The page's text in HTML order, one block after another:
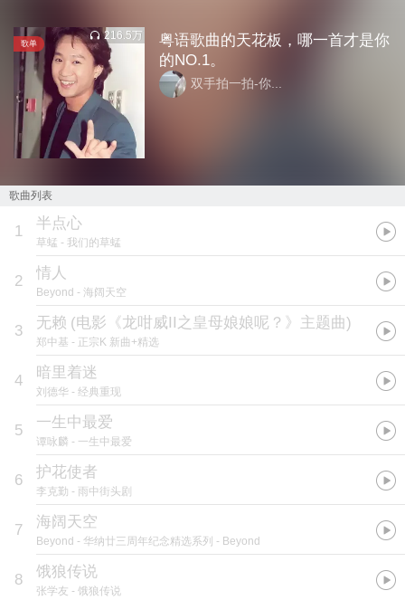
歌单
216.5万
粤语歌曲的天花板，哪一首才是你
的NO.1。
双手拍一拍-你...
歌曲列表
1 半点心
草蜢 - 我们的草蜢
2 情人
Beyond - 海阔天空
3 无赖 (电影《龙咁威II之皇母娘娘呢？》主题曲)
郑中基 - 正宗K 新曲+精选
4 暗里着迷
刘德华 - 经典重现
5 一生中最爱
谭咏麟 - 一生中最爱
6 护花使者
李克勤 - 雨中街头剧
7 海阔天空
Beyond - 华纳廿三周年纪念精选系列 - B eyond
8 饿狼传说
张学友 - 饿狼传说